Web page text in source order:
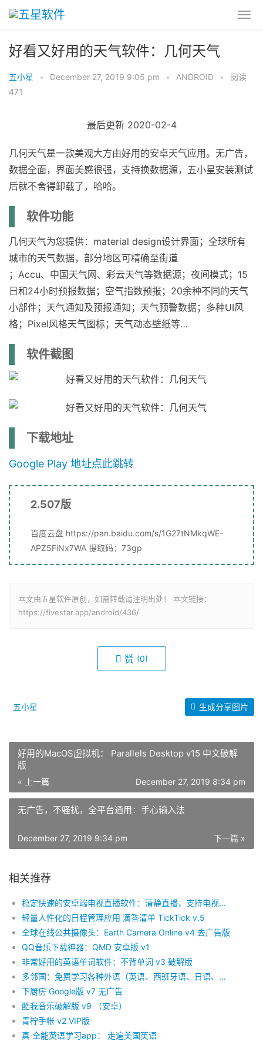
好看又好用的天气软件：几何天气
五小星 • December 27, 2019 9:05 pm • ANDROID •
阅读
471
最后更新 2020-02-4
几何天气是一款美观大方由好用的安卓天气应用。无广告，
数据全面，界面美感很强，支持换数据源，五小星安装测试
后就不舍得卸载了，哈哈。
软件功能
几何天气为您提供：material design设计界面；全球所有
城市的天气数据，部分地区可精确至街道
；Accu、中国天气网、彩云天气等数据源；夜间模式；15
日和24小时预报数据；空气指数预报；20余种不同的天气
小部件；天气通知及预报通知；天气预警数据；多种UI风
格；Pixel风格天气图标；天气动态壁纸等…
软件截图
下载地址
Google Play 地址点此跳转
2.507版
百度云盘 https://pan.baidu.com/s/1G27tNMkqWE-
APZ5FiNx7WA 提取码：73gp
本文由五星软件原创，如需转载请注明出处！ 本文链接：
https://fivestar.app/android/436/
赞 (0)
五小星 生成分享图片
好用的MacOS虚拟机： Parallels Desktop v15 中文破解
版
« 上一篇 December 27, 2019 8:34 pm
无广告，不骚扰，全平台通用：手心输入法
下一篇 »
December 27, 2019 9:34 pm
相关推荐
稳定快速的安卓端电视直播软件：清静直播，支持电视安装
轻量人性化的日程管理应用 滴答清单 TickTick v.5
全球在线公共摄像头：Earth Camera Online v4 去广告版
QQ音乐下载神器：QMD 安卓版 v1
非常好用的英语单词软件：不背单词 v3 破解版
多邻国：免费学习各种外语（英语、西班牙语、日语、韩语、德语、法语……）
下厨房 Google版 v7 无广告
酷我音乐破解版 v9 （安卓）
青柠手帐 v2 VIP版
真·全能英语学习app： 走遍美国英语